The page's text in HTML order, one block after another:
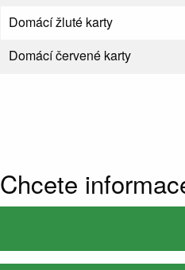
Domácí žluté karty
Domácí červené karty
Chcete